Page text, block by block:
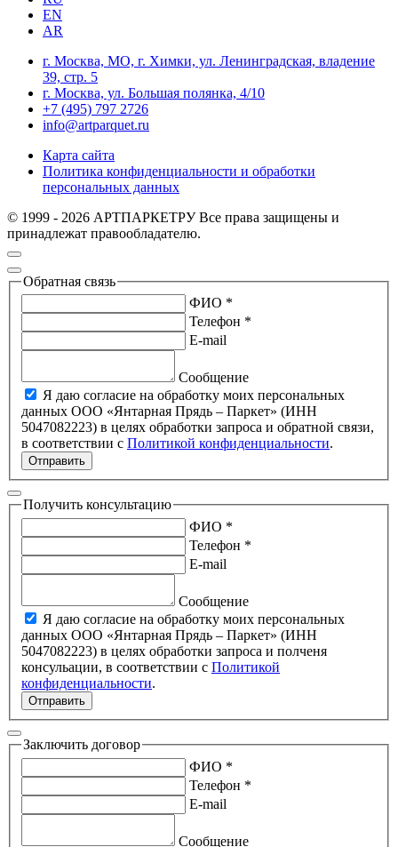
EN
AR
г. Москва, МО, г. Химки, ул. Ленинградская, владение
39, стр. 5
г. Москва, ул. Большая полянка, 4/10
+7 (495) 797 2726
info@artparquet.ru
Карта сайта
Политика конфиденциальности и обработки
персональных данных
© 1999 - 2026 АРТПАРКЕТРУ Все права защищены и
принадлежат правообладателю.
Обратная связь
ФИО *
Телефон *
E-mail
Сообщение
Я даю согласие на обработку моих персональных
данных ООО «Янтарная Прядь – Паркет» (ИНН
5047082223) в целях обработки запроса и обратной связи,
в соответствии с Политикой конфиденциальности.
Отправить
Получить консультацию
ФИО *
Телефон *
E-mail
Сообщение
Я даю согласие на обработку моих персональных
данных ООО «Янтарная Прядь – Паркет» (ИНН
5047082223) в целях обработки запроса и полченя
консульации, в соответствии с Политикой
конфиденциальности.
Отправить
Заключить договор
ФИО *
Телефон *
E-mail
Сообщение